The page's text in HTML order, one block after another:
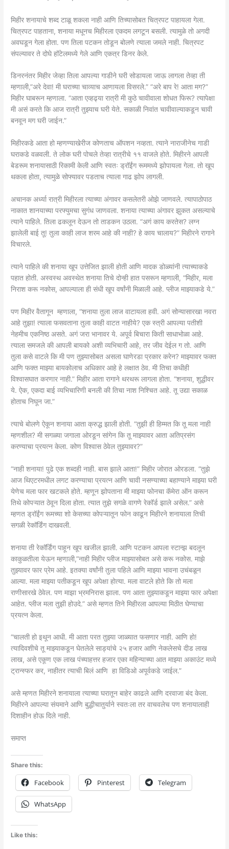
मिहीर शनायाचे शब्द टाळू शकला नाही आणि तिच्यासोबत चित्रपट पाहायला गेला.
चित्रपट पाहताना, शनाया मधूनच मिहीरला एकदम लगटून बसली. त्यामुळे तो अगदी
अवघडून गेला होता. पण तिला पटकन तोडून बोलणे त्याला जमले नाही. चित्रपट
संपल्यावर ते दोघे हॉटेलमध्ये गेले आणि एकत्र डिनर केले.
डिनरनंतर मिहीर जेव्हा तिला आपल्या गाडीने घरी सोडायला जाऊ लागला तेव्हा ती
म्हणाली,”अरे देवा! मी घराच्या चाव्याच आणायला विसरले.” “अरे बाप रे! आता मग?”
मिहीर घाबरून म्हणाला. “आता एव्हढ्या रात्री मी कुठे चावीवाला शोधत फिरू? त्यापेक्षा
मी असं करते कि आज रात्री तुझ्याच घरी येते. सकाळी निवांत चावीवाल्याकडून चावी
बनवून मग घरी जाईन.”
मिहीरकडे आता हो म्हणण्याखेरीज कोणताच ऑपशन नव्हता. त्याने नाराजीनेच गाडी
घराकडे वळवली. ते लोक घरी पोचले तेव्हा रात्रीचे ११ वाजले होते. मिहीरने आपली
बेडरूम शनायासाठी रिकामी केली आणि स्वतः ड्रॉईंग रूममध्ये झोपायला गेला. तो खूप
थकला होता, त्यामुळे सोफ्यावर पडताच त्याला गाढ झोप लागली.
अचानक अर्ध्या रात्री मिहीरला त्याच्या अंगावर कसलेतरी ओझे जाणवले. त्यापाठोपाठ
नाकात शानयाच्या परफ्युमचा सुगंध जाणवला. शनाया त्याच्या अंगावर झुकत असल्याचे
त्याने पाहिले. तिला ढकलून देऊन तो ताडकन उठला. “अगं काय करतेस? लग्न
झालेली बाई तू! तुला काही लाज शरम आहे की नाही? हे काय चालाय?” मिहीरने रागाने
विचारले.
त्याने पाहिले की शनाया खूप उत्तेजित झाली होती आणि मादक डोळ्यांनी त्याच्याकडे
पहात होती. अस्वस्थ अवस्थेत शनाया तिचे दोन्ही हात पसरून म्हणाली, “मिहीर, मला
निराश करू नकोस, आपल्याला ही संधी खूप वर्षांनी मिळाली आहे. प्लीज माझ्याकडे ये.”
पण मिहीर वैतागून म्हणाला, “शनाया तुला लाज वाटायला हवी. अगं सोन्यासारखा नवरा
आहे तुझा! त्याला फसवताना तुला काही वाटत नाहीये? एक स्त्री आपल्या पतीशी
नेहमीच एकनिष्ठ असते. अगं जरा भानावर ये. अपूर्व बिचारा किती साधाभोळा आहे.
त्याला समजले की आपली बायको अशी व्यभिचारी आहे, तर जीव देईल ग तो. आणि
तुला कसे वाटले कि मी पण तुझ्यासोबत असला घाणेरडा प्रकार करेन? माझ्यावर फक्त
आणि फक्त माझ्या बायकोलाच अधिकार आहे हे लक्षात ठेव. मी तिचा कधीही
विश्वासघात करणार नाही.” मिहीर आता रागाने थरथरू लागला होता. “शनाया, शुद्धीवर
ये. ऐक, एकदा बाई व्यभिचारिणी बनली की तिचा नाश निश्चित आहे. तू उद्या सकाळ
होताच निघून जा.”
त्याचे बोलणे ऐकून शनाया आता क्रुद्ध झाली होती. “तुझी ही हिम्मत कि तू मला नाही
म्हणशील? मी सगळ्या जगाला ओरडून सांगेन कि तू माझ्यावर आता अतिप्रसंग
करण्याचा प्रयत्न केला. कोण विश्वास ठेवेल तुझ्यावर?”
“नाही शनाया! पुढे एक शब्दही नाही. बास झाले आता!” मिहीर जोरात ओरडला. “तुझे
आज थिएटरमधील लगट करण्याचा प्रयत्न आणि चावी नसण्याच्या बहाण्याने माझ्या घरी
येणेच मला फार खटकले होते. म्हणून झोपताना मी माझ्या फोनचा कॅमेरा ऑन करून
तिथे कोपऱ्यात ठेवून दिला होता. त्यात तुझे सगळे वागणे रेकॉर्ड झाले असेल.” असे
म्हणत ड्रॉईंग रूमच्या शो केसच्या कोपऱ्यातून फोन काढून मिहीरने शनायाला तिची
सगळी रेकॉर्डिंग दाखवली.
शनाया ती रेकॉर्डिंग पाहून खूप खजील झाली. आणि पटकन आपला स्टान्झ बदलून
काकुळतीला येऊन म्हणाली,”नाही मिहीर प्लीज माझ्यासोबत असे करू नकोस. माझे
तुझ्यावर फार प्रेम आहे. इतक्या वर्षांनी तुला पहिले आणि माझ्या भावना उचंबळून
आल्या. मला माझ्या पतीकडून खूप अपेक्षा होत्या. मला वाटले होते कि तो मला
राणीसारखे ठेवेल. पण माझा भ्रमनिरास झाला. पण आता तुझ्याकडून माझ्या फार अपेक्षा
आहेत. प्लीज मला तुझी होउदे.” असे म्हणत तिने मिहीरला आपल्या मिठीत घेण्याचा
प्रयत्न केला.
“चालती हो इथून आधी. मी आता परत तुझ्या जाळ्यात फसणार नाही. आणि हो!
त्यादिवशीचे तू माझ्याकडून घेतलेले साड्यांचे २५ हजार आणि नेकलेसचे दीड लाख
लाख, असे एकूण एक लाख पंच्याहत्तर हजार एका महिन्याच्या आत माझ्या अकाउंट मध्ये
ट्रान्स्फर कर, नाहीतर त्याची बिलं आणि हा विडिओ अपूर्वकडे जाईल.”
असे म्हणत मिहीरने शनायाला त्याच्या घरातून बाहेर काढले आणि दरवाजा बंद केला.
मिहीरने आपल्या संयमाने आणि बुद्धीचातुर्याने स्वतःला तर वाचवलेच पण शनायालाही
दिशाहीन होऊ दिले नाही.
समाप्त
Share this:
Facebook Pinterest Telegram
WhatsApp
Like this: